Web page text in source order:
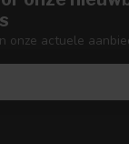
onze actuele